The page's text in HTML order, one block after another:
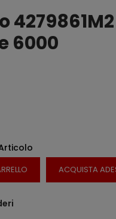
6000
ACQUISTA